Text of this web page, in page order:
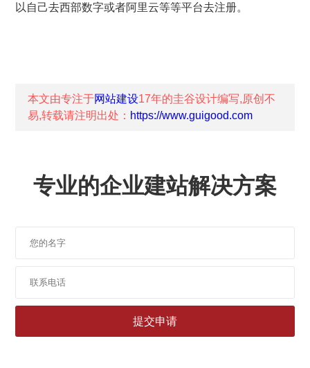
以自己去西部数字或者阿里云等等平台去注册。
本文由专注于网站建设17年的圭谷设计编写,原创不
易,转载请注明出处： https://www.guigood.com
专业的企业建站解决方案